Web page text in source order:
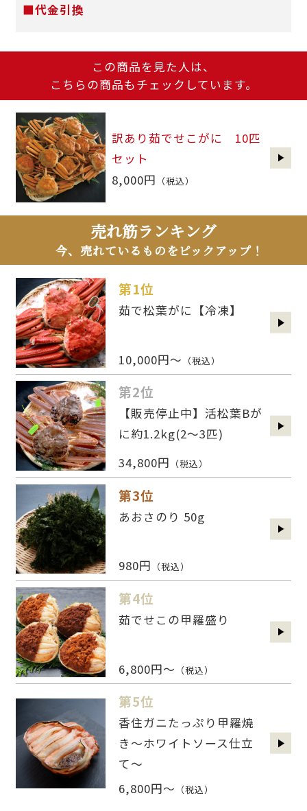
■代金引換
この商品を見た人は、
こちらの商品もチェックしています。
訳あり茹でせこがに 10匹
セット
8,000円 （税込）
売れ筋ランキング
今、売れているものをピックアップ！
第1位
茹で松葉がに【冷凍】
10,000円～ （税込）
第2位
【販売停止中】活松葉Bが
に約1.2kg(2〜3匹)
34,800円 （税込）
第3位
あおさのり 50g
980円 （税込）
第4位
茹でせこの甲羅盛り
6,800円～ （税込）
第5位
香住ガニたっぷり甲羅焼
き～ホワイトソース仕立
て～
6,800円～ （税込）